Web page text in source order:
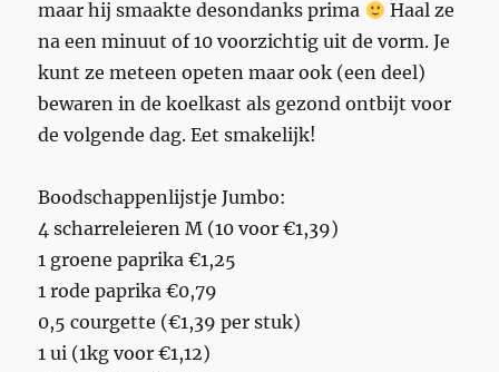
maar hij smaakte desondanks prima
Haal ze
na een minuut of 10 voorzichtig uit de vorm. Je
kunt ze meteen opeten maar ook (een deel)
bewaren in de koelkast als gezond ontbijt voor
de volgende dag. Eet smakelijk!
Boodschappenlijstje Jumbo:
4 scharreleieren M (10 voor €1,39)
1 groene paprika €1,25
1 rode paprika €0,79
0,5 courgette (€1,39 per stuk)
1 ui (1kg voor €1,12)